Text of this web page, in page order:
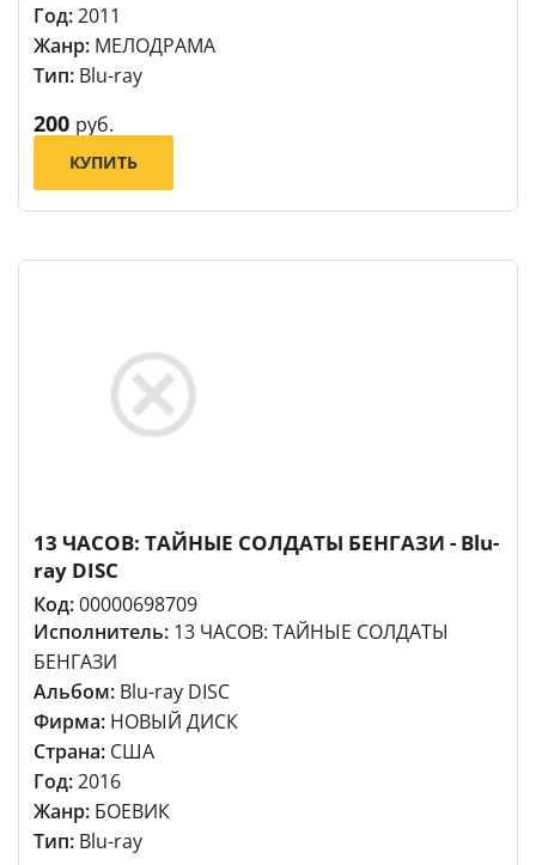
Год:2011
Жанр: МЕЛОДРАМА
Тип: Blu-ray
200 руб.
КУПИТЬ
13 ЧАСОВ: ТАЙНЫЕ СОЛДАТЫ БЕНГАЗИ - Blu-
ray DISC
Код:00000698709
Исполнитель: 13 ЧАСОВ: ТАЙНЫЕ СОЛДАТЫ
БЕНГАЗИ
Альбом: Blu-ray DISC
Фирма: НОВЫЙ ДИСК
Страна: США
Год:2016
Жанр: БОЕВИК
Тип: Blu-ray